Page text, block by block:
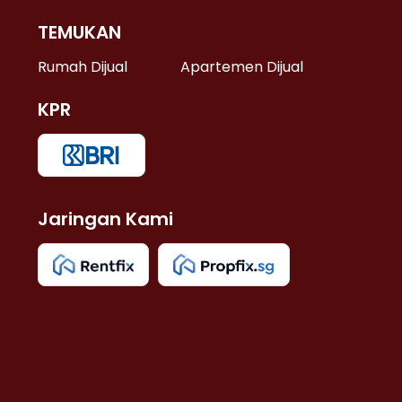
TEMUKAN
Rumah Dijual Apartemen Dijual
KPR
Jaringan Kami